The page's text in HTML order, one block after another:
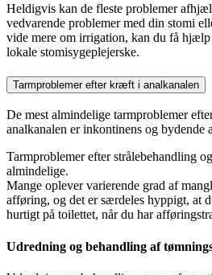
Heldigvis kan de fleste problemer
vedvarende problemer med din stomi
vide mere om irrigation, kan du få
lokale stomisygeplejerske.
Tarmproblemer efter kræft i analkanalen
De mest almindelige tarmproblemer
analkanalen er inkontinens og bydende
Tarmproblemer efter strålebehandling
almindelige.
Mange oplever varierende grad af
afføring, og det er særdeles hyppigt, at
hurtigt på toilettet, når du har
Udredning og behandling af